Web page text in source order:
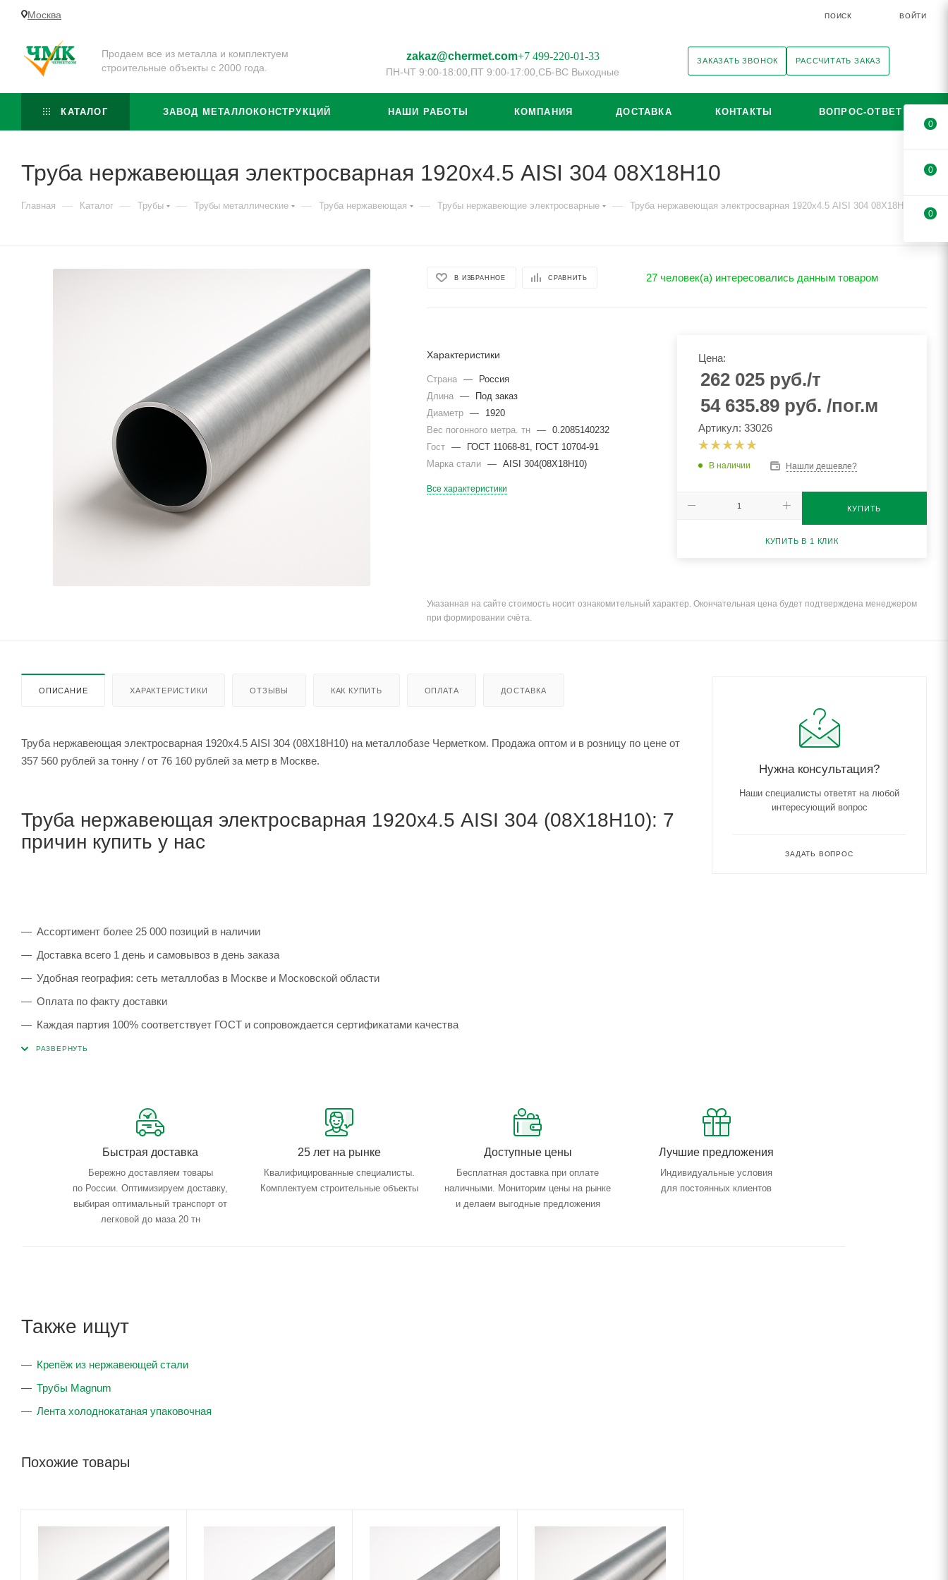
Москва ПОИСК ВОЙТИ
Продаем все из металла и комплектуем
строительные объекты с 2000 года.
zakaz@chermet.com+7 499-220-01-33
ПН-ЧТ 9:00-18:00, ПТ 9:00-17:00, СБ-ВС Выходные
ЗАКАЗАТЬ ЗВОНОК РАССЧИТАТЬ ЗАКАЗ
КАТАЛОГ ЗАВОД МЕТАЛЛОКОНСТРУКЦИЙ НАШИ РАБОТЫ КОМПАНИЯ ДОСТАВКА КОНТАКТЫ ВОПРОС-ОТВЕТ
Труба нержавеющая электросварная 1920х4.5 AISI 304 08Х18Н10
Главная — Каталог — Трубы — Трубы металлические — Труба нержавеющая — Трубы нержавеющие электросварные — Труба нержавеющая электросварная 1920х4.5 AISI 304 08Х18Н10
В ИЗБРАННОЕ СРАВНИТЬ 27 человек(а) интересовались данным товаром
Характеристики
Страна —
Россия
Длина
—
Под заказ
Диаметр
—
1920
Вес погонного метра. тн
—
0.2085140232
Гост
—
ГОСТ 11068-81, ГОСТ 10704-91
Марка стали
— AISI 304(08Х18Н10)
Все характеристики
Цена:
262 025руб./т
54 635.89 руб. /пог.м
Артикул: 33026
В наличии Нашли дешевле?
КУПИТЬ
КУПИТЬ В 1 КЛИК
Указанная на сайте стоимость носит ознакомительный характер. Окончательная цена будет подтверждена менеджером
при формировании счёта.
ОПИСАНИЕ ХАРАКТЕРИСТИКИ ОТЗЫВЫ КАК КУПИТЬ ОПЛАТА ДОСТАВКА
Труба нержавеющая электросварная 1920х4.5 AISI 304 (08Х18Н10) на металлобазе Черметком. Продажа оптом и в розницу по цене от
357 560 рублей за тонну / от 76 160 рублей за метр в Москве.
Труба нержавеющая электросварная 1920х4.5 AISI 304 (08Х18Н10): 7
причин купить у нас
Ассортимент более 25 000 позиций в наличии
Доставка всего 1 день и самовывоз в день заказа
Удобная география: сеть металлобаз в Москве и Московской области
Оплата по факту доставки
Каждая партия 100% соответствует ГОСТ и сопровождается сертификатами качества
Сервисные услуги: резка, гибка, металлообработка
Быстрая доставка
Бережно доставляем товары
по России. Оптимизируем доставку,
выбирая оптимальный транспорт от
легковой до маза 20 тн
25 лет на рынке
Квалифицированные специалисты.
Комплектуем строительные объекты
Доступные цены
Бесплатная доставка при оплате
наличными. Мониторим цены на рынке
и делаем выгодные предложения
Лучшие предложения
Индивидуальные условия
для постоянных клиентов
Также ищут
Крепёж из нержавеющей стали
Трубы Magnum
Лента холоднокатаная упаковочная
Похожие товары
Нужна консультация?
Наши специалисты ответят на любой
интересующий вопрос
ЗАДАТЬ ВОПРОС
0
0
0